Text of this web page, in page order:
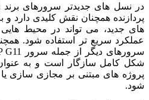
پردازنده همچنان نقش کلیدی دارد
های جدید، می تواند در محیط
عملکرد سریع تر استفاده شود.
سرورهای دیگر از جمله سرور HP G11 و
شکل کامل سازگار است و به
پروژه های مبتنی بر مجازی سازی
شود.